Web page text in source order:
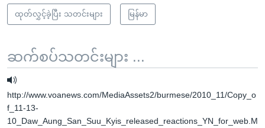
ထုတ်လွှင့်ခဲ့ပြီး သတင်းများ မြန်မာ
ဆက်စပ်သတင်းများ ...
http://www.voanews.com/MediaAssets2/burmese/2010_11/Copy_o
f_11-13-
10_Daw_Aung_San_Suu_Kyis_released_reactions_YN_for_web.M